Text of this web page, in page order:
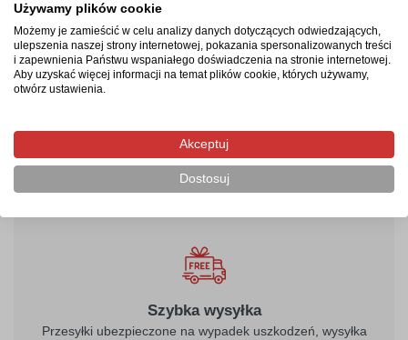
Termin realizacji
Produkcja rozpocznie się po zaksięgowaniu płatności i
potrwa od 2-4 dni roboczych. Następnie przesyłka
kurierska zostanie wysłana na wskazany adres, a jej
Szybka wysyłka
Przesyłki ubezpieczone na wypadek uszkodzeń, wysyłka
Używamy plików cookie
Możemy je zamieścić w celu analizy danych dotyczących odwiedzających,
ulepszenia naszej strony internetowej, pokazania spersonalizowanych treści
i zapewnienia Państwu wspaniałego doświadczenia na stronie internetowej.
Aby uzyskać więcej informacji na temat plików cookie, których używamy,
otwórz ustawienia.
Akceptuj
Dostosuj